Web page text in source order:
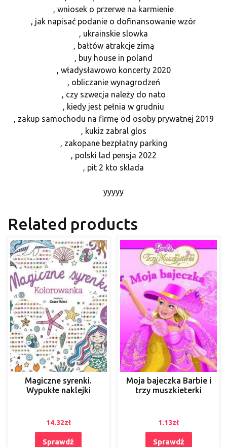
, wniosek o przerwe na karmienie
, jak napisać podanie o dofinansowanie wzór
, ukrainskie slowka
, bałtów atrakcje zimą
, buy house in poland
, władysławowo koncerty 2020
, obliczanie wynagrodzeń
, czy szwecja należy do nato
, kiedy jest pełnia w grudniu
, zakup samochodu na firmę od osoby prywatnej 2019
, kukiz zabral glos
, zakopane bezpłatny parking
, polski lad pensja 2022
, pit 2 kto sklada
yyyyy
Related products
Magiczne syrenki.
Wypukłe naklejki
14.32zł
Sprawdź
Moja bajeczka Barbie i
trzy muszkieterki
1.13zł
Sprawdź